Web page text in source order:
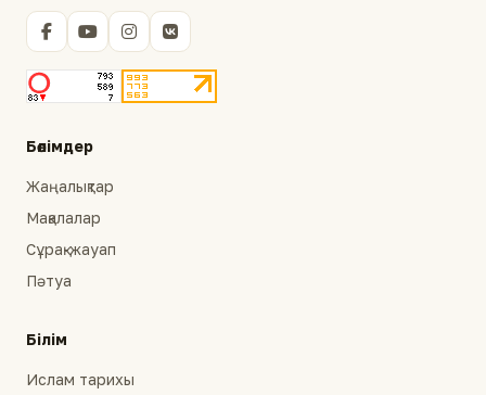
Бөлімдер
Жаңалықтар
Мақалалар
Сұрақ-жауап
Пәтуа
Білім
Ислам тарихы